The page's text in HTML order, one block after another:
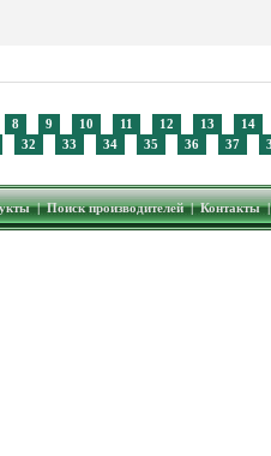
8 9 10 11 12 13
14
32 33 34 35 36 37
|Поиск производителей|Контакты